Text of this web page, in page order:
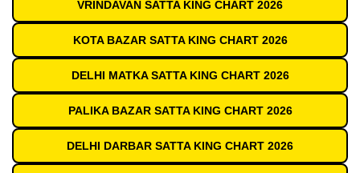
VRINDAVAN SATTA KING CHART 2026
KOTA BAZAR SATTA KING CHART 2026
DELHI MATKA SATTA KING CHART 2026
PALIKA BAZAR SATTA KING CHART 2026
DELHI DARBAR SATTA KING CHART 2026